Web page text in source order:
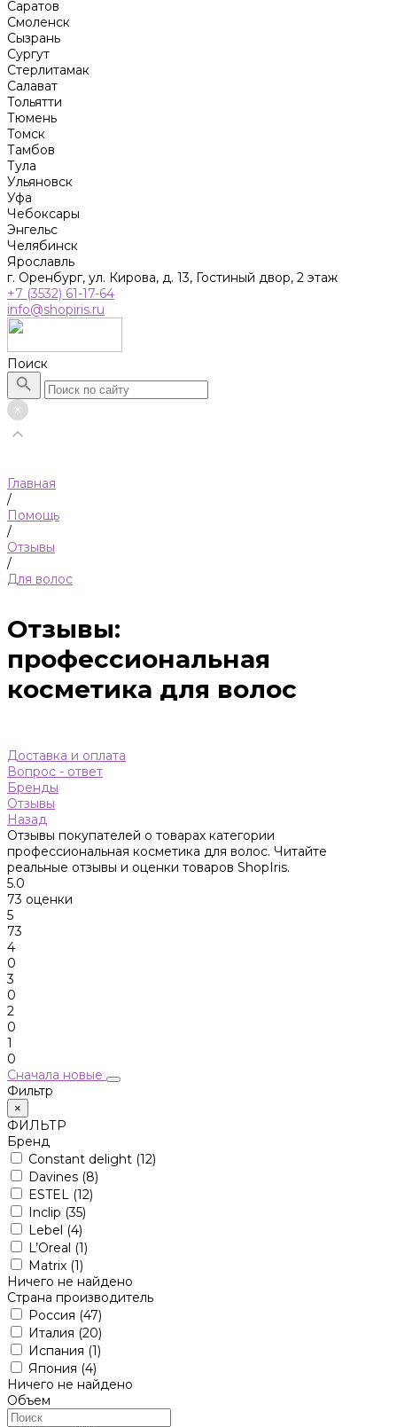
Саратов
Смоленск
Сызрань
Сургут
Стерлитамак
Салават
Тольятти
Тюмень
Томск
Тамбов
Тула
Ульяновск
Уфа
Чебоксары
Энгельс
Челябинск
Ярославль
г. Оренбург, ул. Кирова, д. 13, Гостиный двор, 2 этаж
+7 (3532) 61-17-64
info@shopiris.ru
Поиск
Главная
/
Помощь
/
Отзывы
/
Для волос
Отзывы:
профессиональная
косметика для волос
Доставка и оплата
Вопрос - ответ
Бренды
Отзывы
Назад
Отзывы покупателей о товарах категории
профессиональная косметика для волос. Читайте
реальные отзывы и оценки товаров ShopIris.
5.0
73 оценки
5
73
4
0
3
0
2
0
1
0
Сначала новые
Фильтр
×
ФИЛЬТР
Бренд
Constant delight (12)
Davines (8)
ESTEL
(12)
Inclip (35)
Lebel (4)
L’Oreal (1)
Matrix (1)
Ничего не найдено
Страна производитель
Россия (47)
Италия (20)
Испания (1)
Япония (4)
Ничего не найдено
Объем